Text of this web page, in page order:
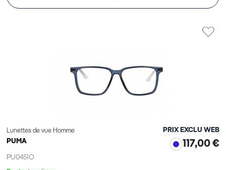
Lunettes de vue Homme
PUMA
PU0451O
PRIX EXCLU WEB
117,00 €